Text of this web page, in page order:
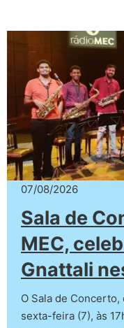
07/08/2026
Sala de
MEC,
Gnattali
O Sala de Concerto,
sexta-feira (7), às